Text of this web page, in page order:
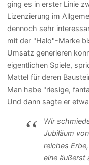
ging es in erster Linie
Lizenzierung im
dennoch sehr
mit der "Halo"-Marke
Umsatz generieren
eigentlichen Spiele,
Mattel für deren
Man habe "riesige,
Und dann sagte er
Wir
Jubiläum
reiches
eine äußerst